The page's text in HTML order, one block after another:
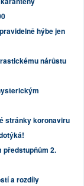
hýbe jen
nárůstu
stránky koronaviru
předstupňům 2.
a rozdíly